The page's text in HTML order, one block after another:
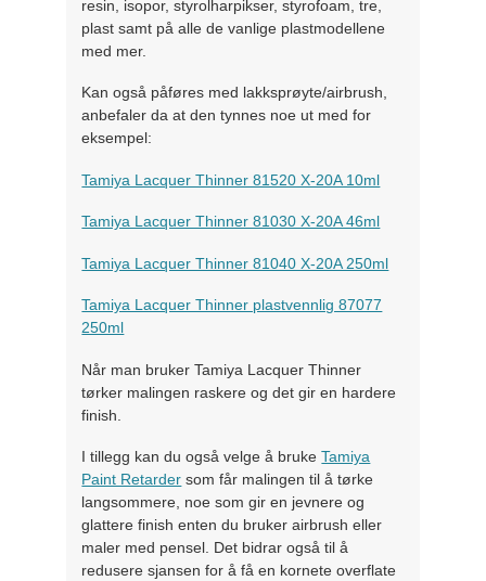
resin, isopor, styrolharpikser, styrofoam, tre,
plast samt på alle de vanlige plastmodellene
med mer.
Kan også påføres med lakksprøyte/airbrush,
anbefaler da at den tynnes noe ut med for
eksempel:
Tamiya Lacquer Thinner 81520 X-20A 10ml
Tamiya Lacquer Thinner 81030 X-20A 46ml
Tamiya Lacquer Thinner 81040 X-20A 250ml
Tamiya Lacquer Thinner plastvennlig 87077
250ml
Når man bruker Tamiya Lacquer Thinner
tørker malingen raskere og det gir en hardere
finish.
I tillegg kan du også velge å brukeTamiya
Paint Retarder som får malingen til å tørke
langsommere, noe som gir en jevnere og
glattere finish enten du bruker airbrush eller
maler med pensel. Det bidrar også til å
redusere sjansen for å få en kornete overflate